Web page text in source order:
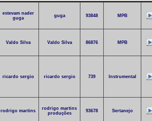
estevam nader
guga
guga 93848 MPB
Valdo Silva Valdo Silva 86876 MPB
ricardo sergio ricardo sergio 739 Instrumental
rodrigo martins
rodrigo martins
produções
93678 Sertanejo